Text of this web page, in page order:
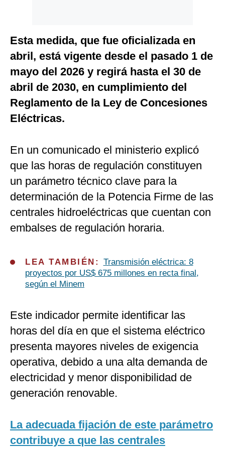
Esta medida, que fue oficializada en
abril, está vigente desde el pasado 1 de
mayo del 2026 y regirá hasta el 30 de
abril de 2030, en cumplimiento del
Reglamento de la Ley de Concesiones
Eléctricas.
En un comunicado el ministerio explicó
que las horas de regulación constituyen
un parámetro técnico clave para la
determinación de la Potencia Firme de las
centrales hidroeléctricas que cuentan con
embalses de regulación horaria.
LEA TAMBIÉN: Transmisión eléctrica: 8
proyectos por US$ 675 millones en recta final,
según el Minem
Este indicador permite identificar las
horas del día en que el sistema eléctrico
presenta mayores niveles de exigencia
operativa, debido a una alta demanda de
electricidad y menor disponibilidad de
generación renovable.
La adecuada fijación de este parámetro
contribuye a que las centrales